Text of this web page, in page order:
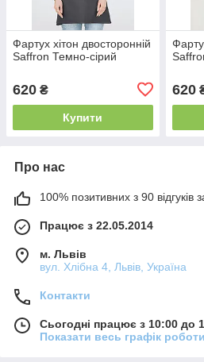
Фартух хітон двосторонній
Saffron Темно-сірий
620 ₴
Купити
620
Про нас
100% позитивних з 90 відгуків
Працює з 22.05.2014
м. Львів
вул. Хлібна 4, Львів, Україна
Контакти
Сьогодні працює з 10:00 до
Показати весь графік роботи